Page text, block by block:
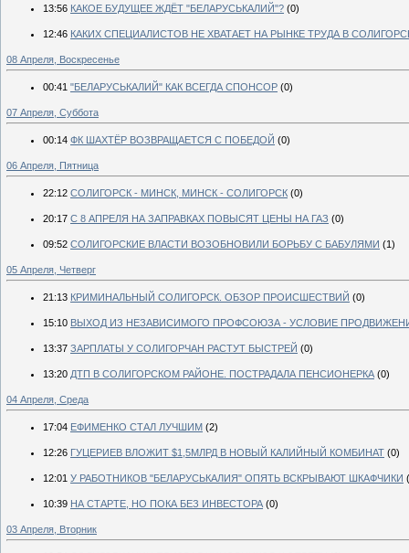
13:56 КАКОЕ БУДУЩЕЕ ЖДЁТ "БЕЛАРУСЬКАЛИЙ"? (0)
12:46 КАКИХ СПЕЦИАЛИСТОВ НЕ ХВАТАЕТ НА РЫНКЕ ТРУДА В
08 Апреля, Воскресенье
00:41 "БЕЛАРУСЬКАЛИЙ" КАК ВСЕГДА СПОНСОР (0)
07 Апреля, Суббота
00:14 ФК ШАХТЁР ВОЗВРАЩАЕТСЯ С ПОБЕДОЙ (0)
06 Апреля, Пятница
22:12 СОЛИГОРСК - МИНСК, МИНСК - СОЛИГОРСК (0)
20:17 С 8 АПРЕЛЯ НА ЗАПРАВКАХ ПОВЫСЯТ ЦЕНЫ НА ГАЗ (0)
09:52 СОЛИГОРСКИЕ ВЛАСТИ ВОЗОБНОВИЛИ БОРЬБУ С БАБУЛЯМИ (1)
05 Апреля, Четверг
21:13 КРИМИНАЛЬНЫЙ СОЛИГОРСК. ОБЗОР ПРОИСШЕСТВИЙ (0)
15:10 ВЫХОД ИЗ НЕЗАВИСИМОГО ПРОФСОЮЗА - УСЛОВИЕ
13:37 ЗАРПЛАТЫ У СОЛИГОРЧАН РАСТУТ БЫСТРЕЙ (0)
13:20 ДТП В СОЛИГОРСКОМ РАЙОНЕ. ПОСТРАДАЛА ПЕНСИОНЕРКА (0)
04 Апреля, Среда
17:04 ЕФИМЕНКО СТАЛ ЛУЧШИМ (2)
12:26 ГУЦЕРИЕВ ВЛОЖИТ $1,5МЛРД В НОВЫЙ КАЛИЙНЫЙ КОМБИНАТ (0)
12:01 У РАБОТНИКОВ "БЕЛАРУСЬКАЛИЯ" ОПЯТЬ ВСКРЫВАЮТ ШКАФЧИКИ
10:39 НА СТАРТЕ, НО ПОКА БЕЗ ИНВЕСТОРА (0)
03 Апреля, Вторник